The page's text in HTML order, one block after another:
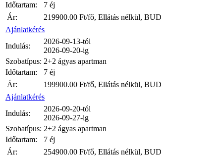
Időtartam:
7 éj
Ár:
219900.00 Ft/fő, Ellátás nélkül, BUD
Ajánlatkérés
Indulás:
2026-09-13-tól
2026-09-20-ig
Szobatípus: 2+2 ágyas apartman
Időtartam:
7 éj
Ár:
199900.00 Ft/fő, Ellátás nélkül, BUD
Ajánlatkérés
Indulás:
2026-09-20-tól
2026-09-27-ig
Szobatípus: 2+2 ágyas apartman
Időtartam:
7 éj
Ár:
254900.00 Ft/fő, Ellátás nélkül, BUD